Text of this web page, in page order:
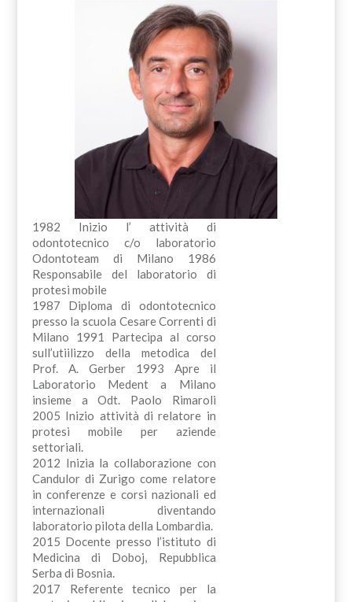
1982 Inizio l’ attività di
odontotecnico c/o laboratorio
Odontoteam di Milano 1986
Responsabile del laboratorio di
protesi mobile
1987 Diploma di odontotecnico
presso la scuola Cesare Correnti di
Milano 1991 Partecipa al corso
sull’utiilizzo della metodica del
Prof. A. Gerber 1993 Apre il
Laboratorio Medent a Milano
insieme a Odt. Paolo Rimaroli
2005 Inizio attività di relatore in
protesi mobile per aziende
settoriali.
2012 Inizia la collaborazione con
Candulor di Zurigo come relatore
in conferenze e corsi nazionali ed
internazionali diventando
laboratorio pilota della Lombardia.
2015 Docente presso l’istituto di
Medicina di Doboj, Repubblica
Serba di Bosnia.
2017 Referente tecnico per la